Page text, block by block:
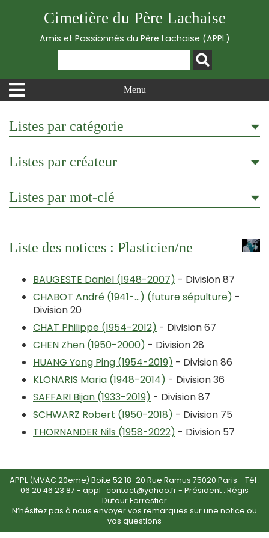
Cimetière du Père Lachaise
Amis et Passionnés du Père Lachaise (APPL)
Menu
Listes par catégorie
Listes par créateur
Listes par mot-clé
Liste des notices : Plasticien/ne
BAUGESTE Daniel (1948-2007) - Division 87
CHABOT André (1941-…) (future sépulture) -
Division 20
CHAT Philippe (1954-2012) - Division 67
CHEN Zhen (1950-2000) - Division 28
HUANG Yong Ping (1954-2019) - Division 86
KLONARIS Maria (1948-2014) - Division 36
SAFFARI Bijan (1933-2019) - Division 87
SCHWARZ Robert (1950-2018) - Division 75
THORNANDER Nils (1958-2022) - Division 57
APPL (MVAC 20eme) Boite 52 18-20 Rue Ramus 75020 Paris - Tél :
06 20 46 23 87 - appl_contact@yahoo.fr- Président : Régis
Dufour Forrestier
N’hésitez pas à nous envoyer vos remarques sur une notice ou
vos questions